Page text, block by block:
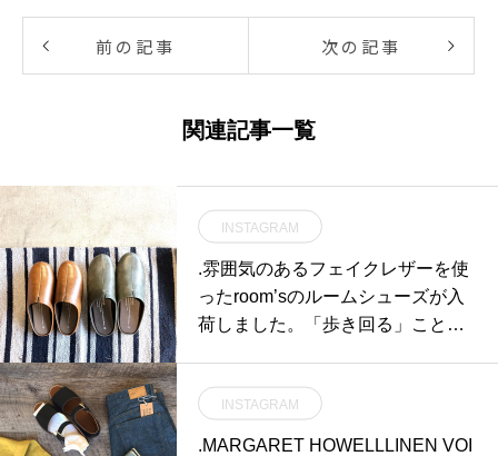
前の記事 次の記事
関連記事一覧
INSTAGRAM
.雰囲気のあるフェイクレザーを使
ったroom’sのルームシューズが入
荷しました。「歩き回る」ことを
フォームが靴さながらのある着心
地を実現。ラフになりすぎないデ
INSTAGRAM
.MARGARET HOWELLLINEN VOI